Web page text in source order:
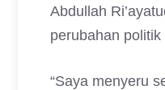
Abdullah
perubahan
“Saya menyeru